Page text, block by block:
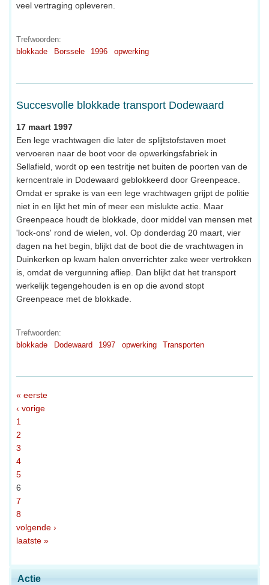
Actie
veel vertraging opleveren.
Trefwoorden:
blokkade
Borssele 1996 opwerking
Succesvolle blokkade transport Dodewaard
17 maart 1997
Een lege vrachtwagen die later de splijtstofstaven moet
vervoeren naar de boot voor de opwerkingsfabriek in
Sellafield, wordt op een testritje net buiten de poorten van de
kerncentrale in Dodewaard geblokkeerd door Greenpeace.
Omdat er sprake is van een lege vrachtwagen grijpt de politie
niet in en lijkt het min of meer een mislukte actie. Maar
Greenpeace houdt de blokkade, door middel van mensen met
'lock-ons' rond de wielen, vol. Op donderdag 20 maart, vier
dagen na het begin, blijkt dat de boot die de vrachtwagen in
Duinkerken op kwam halen onverrichter zake weer vertrokken
is, omdat de vergunning afliep. Dan blijkt dat het transport
werkelijk tegengehouden is en op die avond stopt
Greenpeace met de blokkade.
Trefwoorden:
blokkade
Dodewaard 1997 opwerking Transporten
« eerste
‹ vorige
1
2
3
4
5
6
7
8
volgende ›
laatste »